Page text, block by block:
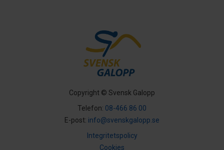
Copyright © Svensk Galopp
Telefon: 08-466 86 00
E-post: info@svenskgalopp.se
Integritetspolicy
Cookies